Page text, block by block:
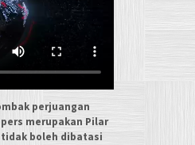
perjuangan
merupakan Pilar
tidak boleh dibatasi